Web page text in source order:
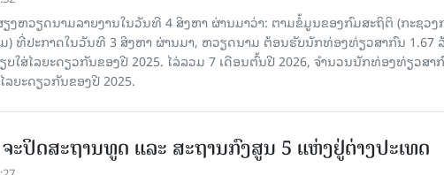
ງຫວຽດນາມລາຍງານໃນວັນທີ 4 ສິງຫາ ຜ່ານມາວ່າ: ຕາມ​ຂໍ້​ມູນ​ຂອງ​ກົມ​ສະ​ຖິ​ຕິ (ກະ​ຊວງ​
) ທີ່ປະ​ກາດ​ໃນ​ວັນ​ທີ 3 ສິງ​ຫາ​ ຜ່ານມາ, ຫວຽດ​ນາມ ຕ້ອນ​ຮັບ​ນັກທ່ອງ​ທ່ຽວ​ສາ​ກົນ 1.67
ໃສ່​ໄລ​ຍະ​ດຽວ​ກັນ​ຂອງ​ປີ 2025. ໄລ່​ລວມ 7 ເດືອນ​ຕົ້ນ​ປີ 2026, ຈຳ​ນວນ​ນັກ​ທ່ອງ​ທ່ຽວ​ສາ​
ລ​ຍະ​ດຽວ​ກັນ​ຂອງ​ປີ​ 2025.
ຈະປິດສະຖານທູດ ແ​ລະ ສະຖານກົງສູນ 5 ແຫ່ງ​ຢູ່​ຕ່າງ​ປະ​ເທດ